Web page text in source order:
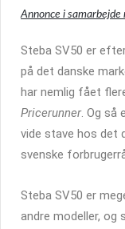
Annonce i samarbejde
Steba SV50 er
på det danske
har nemlig fået
Pricerunner. Og så
vide stave hos det
svenske
Steba SV50 er
andre modeller, og